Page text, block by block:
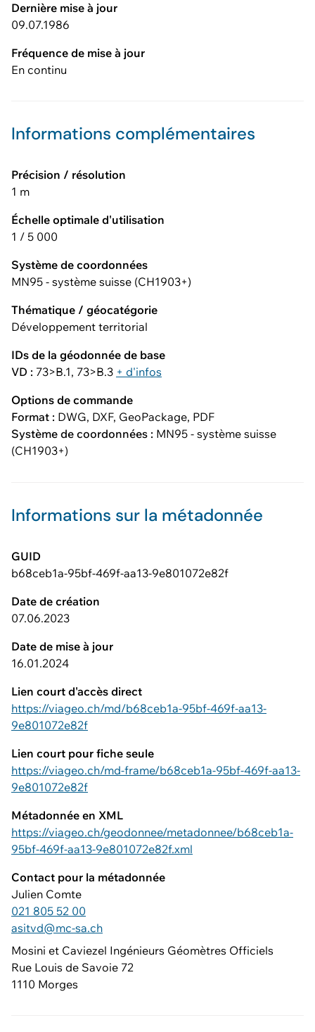
Dernière mise à jour
09.07.1986
Fréquence de mise à jour
En continu
Informations complémentaires
Précision / résolution
1 m
Échelle optimale d'utilisation
1 / 5 000
Système de coordonnées
MN95 - système suisse (CH1903+)
Thématique / géocatégorie
Développement territorial
IDs de la géodonnée de base
VD : 73>B.1, 73>B.3 + d'infos
Options de commande
Format : DWG, DXF, GeoPackage, PDF
Système de coordonnées : MN95 - système suisse
(CH1903+)
Informations sur la métadonnée
GUID
b68ceb1a-95bf-469f-aa13-9e801072e82f
Date de création
07.06.2023
Date de mise à jour
16.01.2024
Lien court d'accès direct
https://viageo.ch/md/b68ceb1a-95bf-469f-aa13-
9e801072e82f
Lien court pour fiche seule
https://viageo.ch/md-frame/b68ceb1a-95bf-469f-aa13-
9e801072e82f
Métadonnée en XML
https://viageo.ch/geodonnee/metadonnee/b68ceb1a-
95bf-469f-aa13-9e801072e82f.xml
Contact pour la métadonnée
Julien Comte
021 805 52 00
asitvd@mc-sa.ch
Mosini et Caviezel Ingénieurs Géomètres Officiels
Rue Louis de Savoie 72
1110 Morges